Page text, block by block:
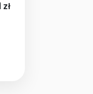
zł